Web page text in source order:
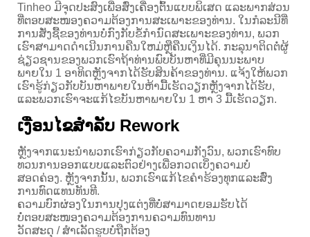
Tinheo ມີຈຸດປະສົງເພື່ອສົ່ງເຄື່ອງຕົ້ນແບບພິເສດ ແລະພາກສ່ວນ
ທີ່ຕອບສະໜອງຄວາມຕ້ອງການສະເພາະຂອງທ່ານ. ໃນກໍລະນີທີ່
ການສັ່ງຊື້ຂອງທ່ານບໍ່ກົງກັບຂໍ້ກໍານົດສະເພາະຂອງທ່ານ, ພວກ
ເຮົາສາມາດດໍາເນີນການຄືນໃຫມ່ຫຼືຄືນເງິນໄດ້. ກະລຸນາຕິດຕໍ່ຜູ້
ຊ່ຽວຊານຂອງພວກເຮົາຖ້າທ່ານພົບບັນຫາທີ່ມີຄຸນນະພາບ
ພາຍໃນ 1 ອາທິດຫຼັງຈາກໄດ້ຮັບສິນຄ້າຂອງທ່ານ. ແຈ້ງໃຫ້ພວກ
ເຮົາຮູ້ກ່ຽວກັບບັນຫາພາຍໃນຫ້າມື້ເຮັດວຽກຫຼັງຈາກໄດ້ຮັບ,
ແລະພວກເຮົາຈະແກ້ໄຂບັນຫາພາຍໃນ 1 ຫາ 3 ມື້ເຮັດວຽກ.
ເງື່ອນໄຂສໍາລັບ Rework
ຫຼັງຈາກແນະນໍາພວກເຮົາກ່ຽວກັບຄວາມກັງວົນ, ພວກເຮົາທົບ
ທວນການອອກແບບແລະຕົວຢ່າງເພື່ອກວດເບິ່ງຄວາມບໍ່
ສອດຄ່ອງ. ຫຼັງຈາກນັ້ນ, ພວກເຮົາແກ້ໄຂຄໍາຮ້ອງທຸກແລະສົ່ງ
ການທົດແທນທັນທີ.
ຄວາມບົກຜ່ອງໃນການປຸງແຕ່ງທີ່ບໍ່ສາມາດຍອມຮັບໄດ້
ບໍ່ຕອບສະໜອງຄວາມຕ້ອງການຄວາມທົນທານ
ວັດສະດຸ / ສໍາເລັດຮູບບໍ່ຖືກຕ້ອງ